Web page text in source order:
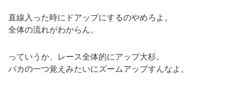
直線入った時にドアップにするのやめろよ。
全体の流れがわからん。
っていうか、レース全体的にアップ大杉。
バカの一つ覚えみたいにズームアップすんなよ。